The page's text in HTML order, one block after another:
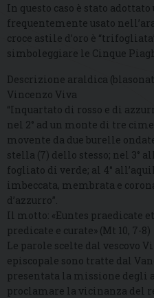
In questo caso è stato
frequentemente usato
croce astile d’oro è
simboleggiare le Cinque
Descrizione araldica
Vincenzo Viva
“Inquartato di rosso e di
nel 2° ad un monte di tre
movente da due burelle
stella (7) dello stesso; nel 3°
fogliato di verde; al 4°
imbeccata, membrata e
d’azzurro”.
Il motto: «Euntes praedicate
predicate e curate» (Mt 10, 7-8)
Le parole scelte dal vescovo
episcopale sono tratte dal
presentata la missione degli
proclamare la vicinanza del